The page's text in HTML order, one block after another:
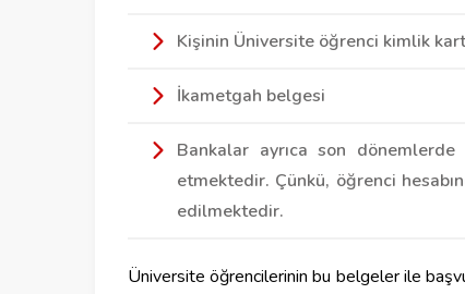
Kişinin Üniversite öğrenci kimlik
İkametgah belgesi
Bankalar ayrıca son
etmektedir. Çünkü, öğrenci
edilmektedir.
Üniversite öğrencilerinin bu belgeler ile